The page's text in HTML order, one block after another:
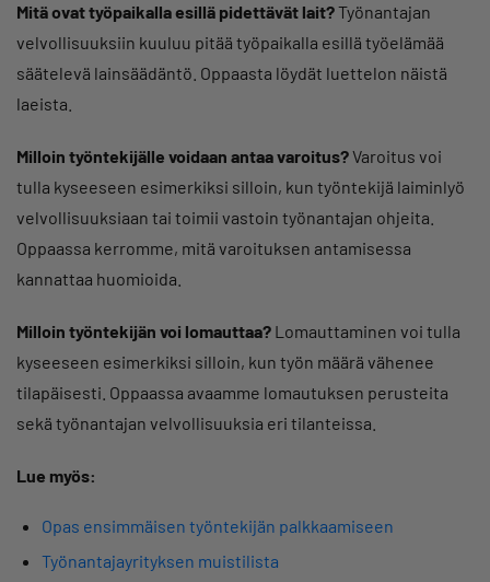
Mitä ovat työpaikalla esillä pidettävät lait?Työnantajan
velvollisuuksiin kuuluu pitää työpaikalla esillä työelämää
säätelevä lainsäädäntö. Oppaasta löydät luettelon näistä
laeista.
Milloin työntekijälle voidaan antaa varoitus?Varoitus voi
tulla kyseeseen esimerkiksi silloin, kun työntekijä laiminlyö
velvollisuuksiaan tai toimii vastoin työnantajan ohjeita.
Oppaassa kerromme, mitä varoituksen antamisessa
kannattaa huomioida.
Milloin työntekijän voi lomauttaa? Lomauttaminen voi tulla
kyseeseen esimerkiksi silloin, kun työn määrä vähenee
tilapäisesti. Oppaassa avaamme lomautuksen perusteita
sekä työnantajan velvollisuuksia eri tilanteissa.
Lue myös:
Opas ensimmäisen työntekijän palkkaamiseen
Työnantajayrityksen muistilista